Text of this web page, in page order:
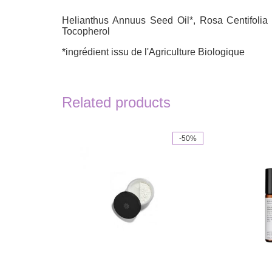
Helianthus Annuus Seed Oil*, Rosa
Tocopherol
*ingrédient issu de l'Agriculture Biologique
Related products
-50%